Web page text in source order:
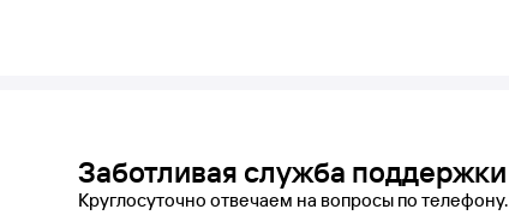
Заботливая служба поддержки
Круглосуточно отвечаем на вопросы по телефону.